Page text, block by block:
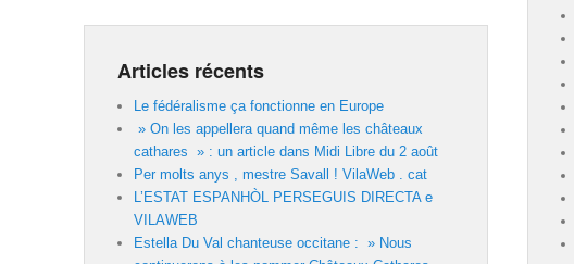
Articles récents
Le fédéralisme ça fonctionne en Europe
» On les appellera quand même les châteaux
cathares » : un article dans Midi Libre du 2 août
Per molts anys , mestre Savall ! VilaWeb . cat
L’ESTAT ESPANHÒL PERSEGUIS DIRECTA e
VILAWEB
Estella Du Val chanteuse occitane : » Nous